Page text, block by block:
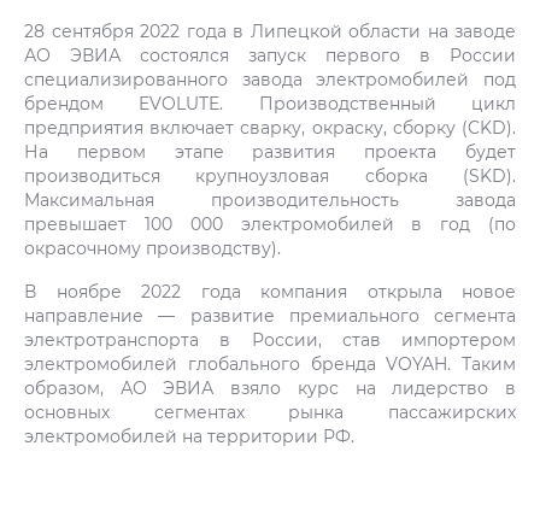
28 сентября 2022 года в Липецкой области на заводе
АО ЭВИА состоялся запуск первого в России
специализированного завода электромобилей под
брендом EVOLUTE. Производственный цикл
предприятия включает сварку, окраску, сборку (CKD).
На первом этапе развития проекта будет
производиться крупноузловая сборка (SKD).
Максимальная производительность завода
превышает 100 000 электромобилей в год (по
окрасочному производству).
В ноябре 2022 года компания открыла новое
направление — развитие премиального сегмента
электротранспорта в России, став импортером
электромобилей глобального бренда VOYAH. Таким
образом, АО ЭВИА взяло курс на лидерство в
основных сегментах рынка пассажирских
электромобилей на территории РФ.